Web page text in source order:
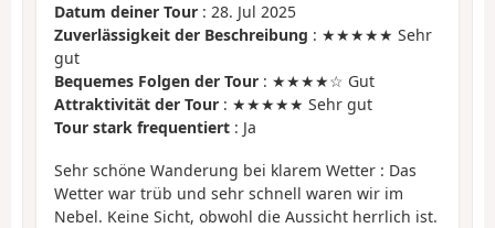
Datum deiner Tour : 28. Jul 2025
Zuverlässigkeit der Beschreibung : ★★★★★ Sehr
gut
Bequemes Folgen der Tour : ★★★★☆ Gut
Attraktivität der Tour : ★★★★★ Sehr gut
Tour stark frequentiert : Ja
Sehr schöne Wanderung bei klarem Wetter : Das
Wetter war trüb und sehr schnell waren wir im
Nebel. Keine Sicht, obwohl die Aussicht herrlich ist.